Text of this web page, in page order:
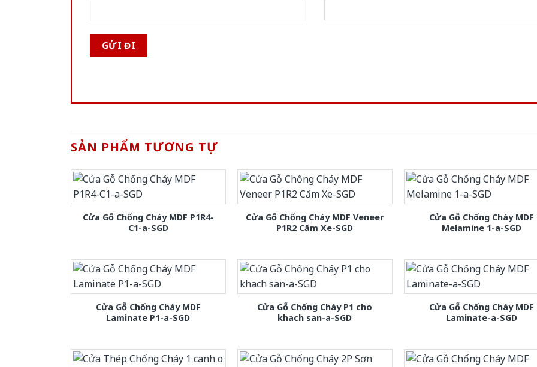
SẢN PHẨM TƯƠNG TỰ
Cửa Gỗ Chống Cháy MDF P1R4-
C1-a-SGD
Cửa Gỗ Chống Cháy MDF Veneer
P1R2 Căm Xe-SGD
Cửa Gỗ Chống Cháy MDF
Melamine 1-a-SGD
Cửa Gỗ Chống Cháy MDF
Laminate P1-a-SGD
Cửa Gỗ Chống Cháy P1 cho
khach san-a-SGD
Cửa Gỗ Chống Cháy MDF
Laminate-a-SGD